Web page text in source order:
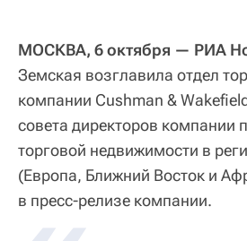
МОСКВА, 6 октября — РИА
Земская возглавила отдел
компании Cushman &
совета директоров компании
торговой недвижимости в
(Европа, Ближний Восток и
в пресс-релизе компании.